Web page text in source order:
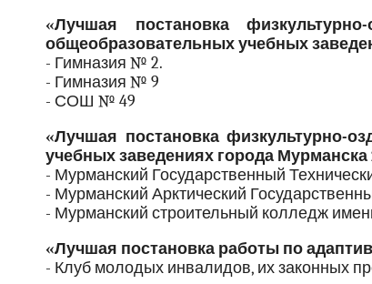
«Лучшая постановка
общеобразовательных учебных
- Гимназия № 2.
- Гимназия № 9
- СОШ № 49
«Лучшая постановка физкультурно-
учебных заведениях города Мурманска
- Мурманский Государственный
- Мурманский Арктический
- Мурманский строительный колледж
«Лучшая постановка работы по
- Клуб молодых инвалидов, их законных